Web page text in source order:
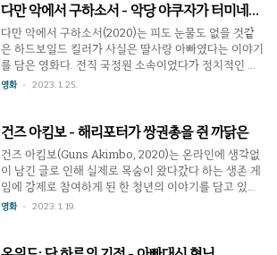
에서 사냥꾼 빌 굿펠로우를 불러온다. 빌과 함께 온 어린
딸 로빈 또한 늑대를 잡고 싶어 숲에 몰래 들어갔다가 울
프워커 소녀인 메브를 만난다. 영화 속 울프워커는 보통
때는 사람과 같지만 잠을 자면 영혼이 늑대로 변하는 존
재로, 우리가 보통 아는 늑대인간(Werewolf)과는 비슷
하면서도 다르다. 울프워커는 늑대를 이끌고 숲을 지키
다만 악에서 구하소서 - 악당 야쿠자가 터미네이
터
다만 악에서 구하소서(2020)는 피도 눈물도 없을 것같
은 하드보일드 킬러가 사실은 딸사랑 아빠였다는 이야기
를 담은 영화다. 전직 국정원 소속이었다가 정치적인 이
유로 버림받아 일본에서 청부살인으로 돈을 모으던 인남
을 찾아 태국으로 떠나는데 한편에서는 인남에 의해 살
해된 형의 복수를 위해 제일교포 야쿠자인 레이가 인남
을 쫓는다. 작품의 초반은 군더더기 없이 매우 빠르게 진
행되는데 액션이 잔인하지만 질질 끌지 않는 면이 매력
적이다. 아빠 인남 역의 황정민이나 인남을 쫓는 레이 역
의 이정재 모두 연기력에서는 검증받았고 태국에서 인남
영화 2023. 1. 25.
건즈 아킴보 - 해리포터가 쌍권총을 쥔 까닭은
건즈 아킴보(Guns Akimbo, 2020)는 온라인에 생각없
이 남긴 글로 인해 실제로 목숨이 왔다갔다 하는 생존 게
임에 강제로 참여하게 된 한 청년의 이야기를 담고 있다.
이 영화 속 세상에서는 범죄자나 정신이상자 같은 이들
인으로 이 게임에 대한 악플을 남기며 싸움을 벌이는데,
영화 2023. 1. 19.